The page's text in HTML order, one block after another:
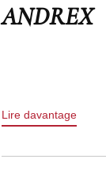
ANDREX
Lire davantage